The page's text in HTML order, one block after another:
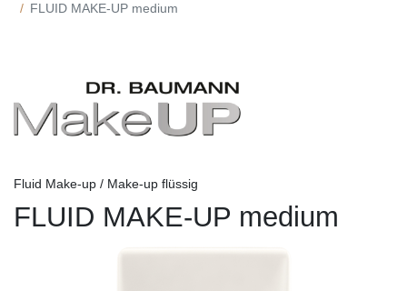
FLUID MAKE-UP medium
Fluid Make-up / Make-up flüssig
FLUID MAKE-UP medium